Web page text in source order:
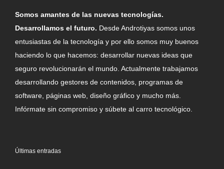
Somos amantes de las nuevas tecnologías.
Desarrollamos el futuro. Desde Androtiyas somos unos
entusiastas de la tecnología y por ello somos muy buenos
haciendo lo que hacemos: desarrollar nuevas ideas que
seguro revolucionarán el mundo. Actualmente trabajamos
desarrollando gestores de contenidos, programas de
software, páginas web, diseño gráfico y mucho más.
Infórmate sin compromiso y súbete al carro tecnológico.
Últimas entradas